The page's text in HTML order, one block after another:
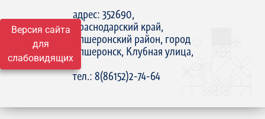
Версия сайта
для
слабовидящих
адрес: 352690,
Краснодарский край,
Апшеронский район, город
Апшеронск, Клубная улица,
15
тел.: 8(86152)2-74-64